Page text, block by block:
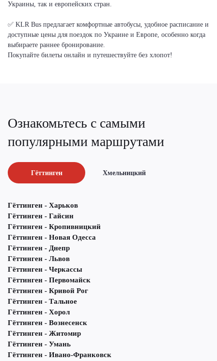
Украины, так и европейских стран.
✅ KLR Bus предлагает комфортные автобусы, удобное расписание и
доступные цены для поездок по Украине и Европе, особенно когда
выбираете раннее бронирование.
Покупайте билеты онлайн и путешествуйте без хлопот!
Ознакомьтесь с самыми
популярными маршрутами
Гёттинген Хмельницкий
Гёттинген - Харьков
Гёттинген - Гайсин
Гёттинген - Кропивницкий
Гёттинген - Новая Одесса
Гёттинген - Днепр
Гёттинген - Львов
Гёттинген - Черкассы
Гёттинген - Первомайск
Гёттинген - Кривой Рог
Гёттинген - Тальное
Гёттинген - Хорол
Гёттинген - Вознесенск
Гёттинген - Житомир
Гёттинген - Умань
Гёттинген - Ивано-Франковск